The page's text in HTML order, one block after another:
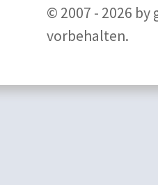
© 2007 - 2026 by
vorbehalten.